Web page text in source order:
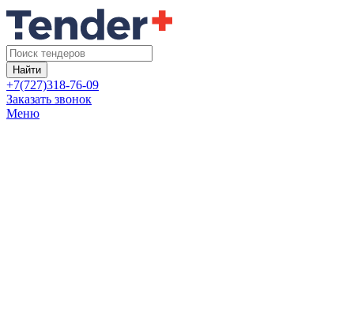
Найти
+7(727)318-76-09
Заказать звонок
Меню